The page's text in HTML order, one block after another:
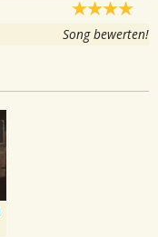
Song bewerten!